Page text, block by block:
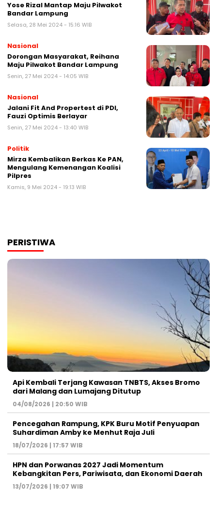
Yose Rizal Mantap Maju Pilwakot
Bandar Lampung
Selasa, 28 Mei 2024 - 15:16 WIB
Nasional
Dorongan Masyarakat, Reihana
Maju Pilwakot Bandar Lampung
Senin, 27 Mei 2024 - 14:05 WIB
Nasional
Jalani Fit And Propertest di PDI,
Fauzi Optimis Berlayar
Senin, 27 Mei 2024 - 13:40 WIB
Politik
Mirza Kembalikan Berkas Ke PAN,
Mengulang Kemenangan Koalisi
Pilpres
Kamis, 9 Mei 2024 - 19:13 WIB
PERISTIWA
Api Kembali Terjang Kawasan TNBTS, Akses Bromo
dari Malang dan Lumajang Ditutup
04/08/2026 | 20:50 WIB
Pencegahan Rampung, KPK Buru Motif Penyuapan
Suhardiman Amby ke Menhut Raja Juli
18/07/2026 | 17:57 WIB
HPN dan Porwanas 2027 Jadi Momentum
Kebangkitan Pers, Pariwisata, dan Ekonomi Daerah
13/07/2026 | 19:07 WIB